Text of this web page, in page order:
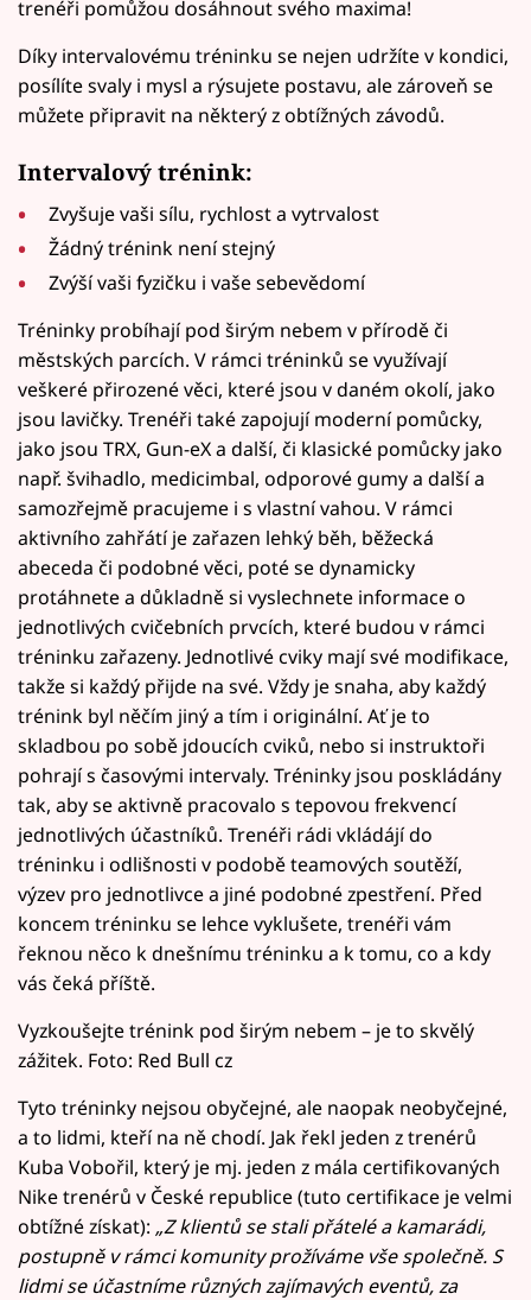
trenéři pomůžou dosáhnout svého maxima!
Díky intervalovému tréninku se nejen udržíte v kondici,
posílíte svaly i mysl a rýsujete postavu, ale zároveň se
můžete připravit na některý z obtížných závodů.
Intervalový trénink:
Zvyšuje vaši sílu, rychlost a vytrvalost
Žádný trénink není stejný
Zvýší vaši fyzičku i vaše sebevědomí
Tréninky probíhají pod širým nebem v přírodě či
městských parcích. V rámci tréninků se využívají
veškeré přirozené věci, které jsou v daném okolí, jako
jsou lavičky. Trenéři také zapojují moderní pomůcky,
jako jsou TRX, Gun-eX a další, či klasické pomůcky jako
např. švihadlo, medicimbal, odporové gumy a další a
samozřejmě pracujeme i s vlastní vahou. V rámci
aktivního zahřátí je zařazen lehký běh, běžecká
abeceda či podobné věci, poté se dynamicky
protáhnete a důkladně si vyslechnete informace o
jednotlivých cvičebních prvcích, které budou v rámci
tréninku zařazeny. Jednotlivé cviky mají své modifikace,
takže si každý přijde na své. Vždy je snaha, aby každý
trénink byl něčím jiný a tím i originální. Ať je to
skladbou po sobě jdoucích cviků, nebo si instruktoři
pohrají s časovými intervaly. Tréninky jsou poskládány
tak, aby se aktivně pracovalo s tepovou frekvencí
jednotlivých účastníků. Trenéři rádi vkládájí do
tréninku i odlišnosti v podobě teamových soutěží,
výzev pro jednotlivce a jiné podobné zpestření. Před
koncem tréninku se lehce vyklušete, trenéři vám
řeknou něco k dnešnímu tréninku a k tomu, co a kdy
vás čeká příště.
Vyzkoušejte trénink pod širým nebem – je to skvělý
zážitek. Foto: Red Bull cz
Tyto tréninky nejsou obyčejné, ale naopak neobyčejné,
a to lidmi, kteří na ně chodí. Jak řekl jeden z trenérů
Kuba Vobořil, který je mj. jeden z mála certifikovaných
Nike trenérů v České republice (tuto certifikace je velmi
obtížné získat): „Z klientů se stali přátelé a kamarádi,
postupně v rámci komunity prožíváme vše společně. S
lidmi se účastníme různých zajímavých eventů, za